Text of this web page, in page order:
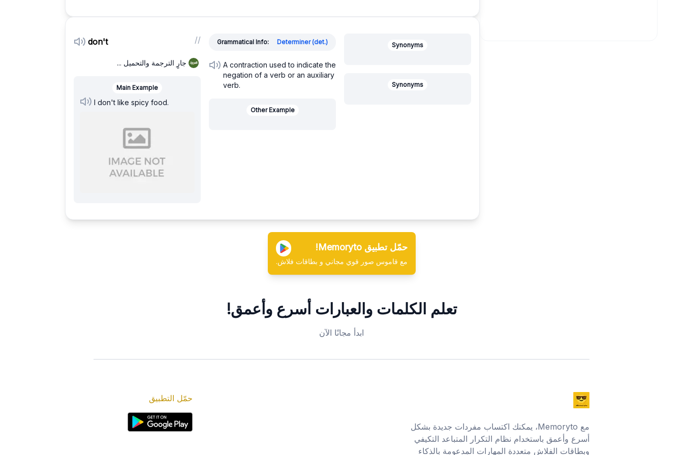
don't //
جارٍ الترجمة والتحميل ...
Main Example
I don't like spicy food.
Grammatical Info: Determiner (det.)
A contraction used to indicate the
negation of a verb or an auxiliary
verb.
Other Example
Synonyms
Synonyms
حمّل تطبيق Memoryto!
مع قاموس صور قوي مجاني و بطاقات فلاش.
تعلم الكلمات والعبارات أسرع وأعمق!
ابدأ مجانًا الآن
مع Memoryto، يمكنك اكتساب مفردات جديدة بشكل
أسرع وأعمق باستخدام نظام التكرار المتباعد التكيفي
وبطاقات الفلاش متعددة المهارات المدعومة بالذكاء
حمّل التطبيق